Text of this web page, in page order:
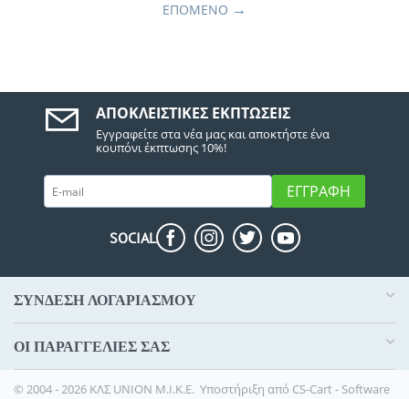
ΕΠΌΜΕΝΟ
ΑΠΟΚΛΕΙΣΤΙΚΈΣ ΕΚΠΤΏΣΕΙΣ
Εγγραφείτε στα νέα μας και αποκτήστε ένα
κουπόνι έκπτωσης 10%!
ΕΓΓΡΑΦΉ
SOCIAL
ΣΥΝΔΕΣΗ ΛΟΓΑΡΙΑΣΜΟΥ​
ΟΙ ΠΑΡΑΓΓΕΛΊΕΣ​ ΣΑΣ
© 2004 - 2026 ΚΛΣ UNION Μ.Ι.Κ.Ε. Υποστήριξη από CS-Cart - Software